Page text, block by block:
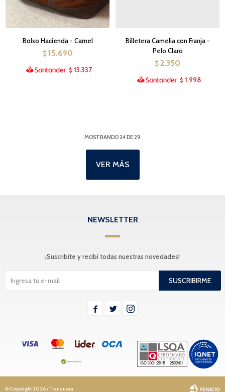
Bolso Hacienda - Camel
$ 15.690
$ 13.337
Billetera Camelia con Franja -
Pelo Claro
$ 2.350
$ 1.998
MOSTRANDO24DE29
VER MÁS
NEWSLETTER
¡Suscribite y recibí todas nuestras novedades!
SUSCRIBIRME
  
© Copyright 2026 / Tranquera